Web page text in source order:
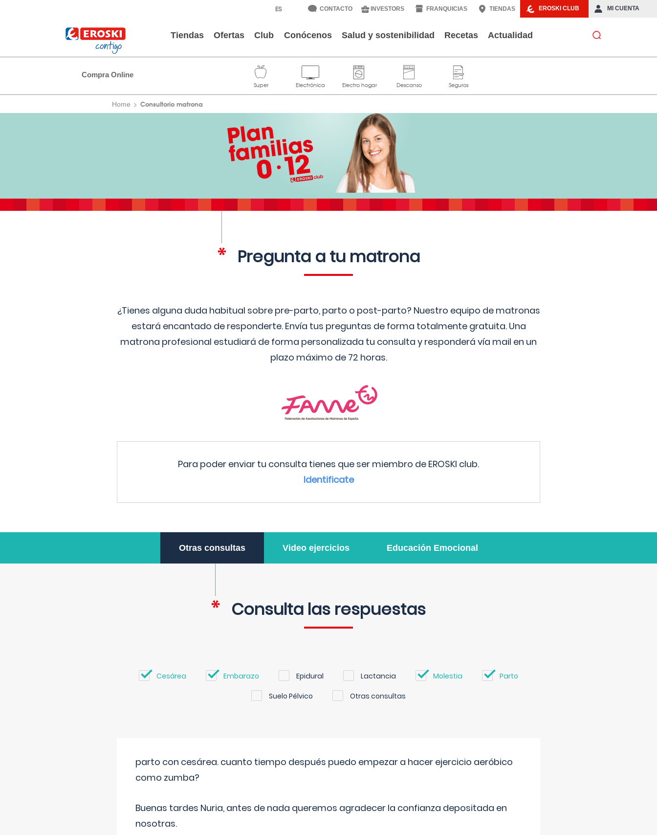
EROSKI CLUB MI CUENTA
CONTACTO INVESTORS FRANQUICIAS TIENDAS
Tiendas Ofertas Club Conócenos Salud y sostenibilidad Recetas Actualidad
Compra Online
Home Consultorio matrona
Pregunta a tu matrona
¿Tienes alguna duda habitual sobre pre-parto, parto o post-parto? Nuestro equipo de matronas
estará encantado de responderte. Envía tus preguntas de forma totalmente gratuita. Una
matrona profesional estudiará de forma personalizada tu consulta y responderá vía mail en un
plazo máximo de 72 horas.
Para poder enviar tu consulta tienes que ser miembro de EROSKI club.
Identificate
Otras consultas Video ejercicios Educación Emocional
Consulta las respuestas
Cesárea Embarazo Epidural Lactancia Molestia Parto
Suelo Pélvico Otras consultas
parto con cesárea. cuanto tiempo después puedo empezar a hacer ejercicio aeróbico
como zumba?
Buenas tardes Nuria, antes de nada queremos agradecer la confianza depositada en
nosotras.